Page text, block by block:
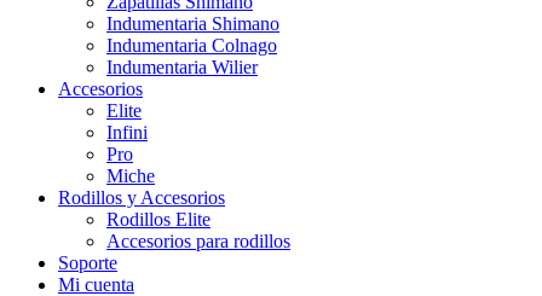
Indumentaria Shimano
Indumentaria Colnago
Indumentaria Wilier
Accesorios
Elite
Infini
Pro
Miche
Rodillos y Accesorios
Rodillos Elite
Accesorios para rodillos
Soporte
Mi cuenta